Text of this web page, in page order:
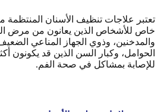
تعتبر علاجات تنظيف الأسنان
خاص للأشخاص الذين يعانون من مرض
والمدخنين، وذوي الجهاز المناعي
الحوامل، وكبار السن الذين قد يكونون
للإصابة بمشاكل في صحة الفم.